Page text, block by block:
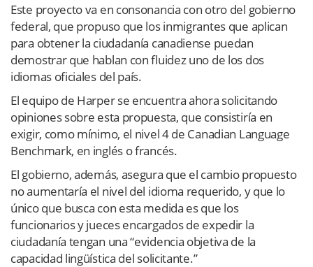
Este proyecto va en consonancia con otro del gobierno
federal, que propuso que los inmigrantes que aplican
para obtener la ciudadanía canadiense puedan
demostrar que hablan con fluidez uno de los dos
idiomas oficiales del país.
El equipo de Harper se encuentra ahora solicitando
opiniones sobre esta propuesta, que consistiría en
exigir, como mínimo, el nivel 4 de Canadian Language
Benchmark, en inglés o francés.
El gobierno, además, asegura que el cambio propuesto
no aumentaría el nivel del idioma requerido, y que lo
único que busca con esta medida es que los
funcionarios y jueces encargados de expedir la
ciudadanía tengan una “evidencia objetiva de la
capacidad lingüística del solicitante.”